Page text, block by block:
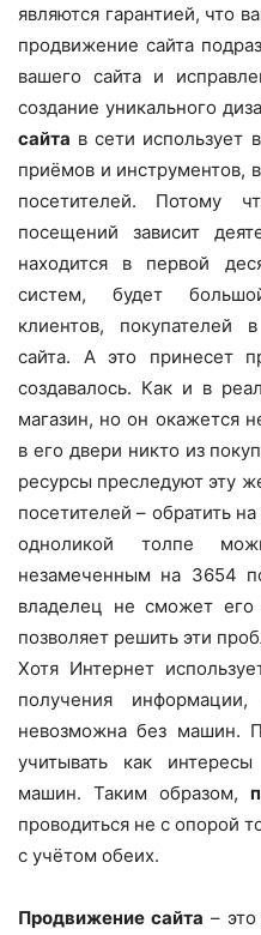
являются гарантией, что
продвижение сайта
вашего сайта и
создание уникального
сайта в сети использует
приёмов и инструментов,
посетителей. Потому
посещений зависит
находится в первой
систем, будет
клиентов, покупателей
сайта. А это принесет
создавалось. Как и в
магазин, но он окажется
в его двери никто из
ресурсы преследуют эту
посетителей – обратить
одноликой толпе
незамеченным на 3654
владелец не сможет его
позволяет решить эти
Хотя Интернет
получения
невозможна без машин.
учитывать как
машин. Таким образом,
проводиться не с опорой
с учётом обеих.
Продвижение сайта –